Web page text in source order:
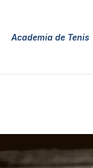
Academia de Tenis